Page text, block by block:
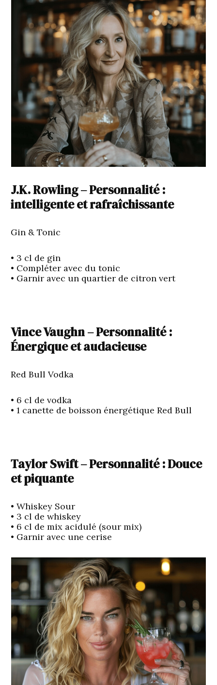
J.K. Rowling– Personnalité :
intelligente et rafraîchissante
Gin & Tonic
• 3 cl de gin
• Compléter avec du tonic
• Garnir avec un quartier de citron vert
Vince Vaughn – Personnalité :
Énergique et audacieuse
Red Bull Vodka
• 6 cl de vodka
• 1 canette de boisson énergétique Red Bull
Taylor Swift – Personnalité : Douce
et piquante
• Whiskey Sour
• 3 cl de whiskey
• 6 cl de mix acidulé (sour mix)
• Garnir avec une cerise